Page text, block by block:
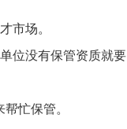
市场。
位没有保管资质就要
忙保管。